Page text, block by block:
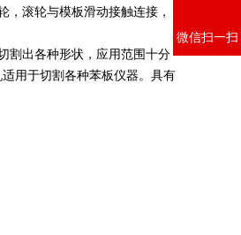
滚轮与模板滑动接触连接，
割出各种形状，应用范围十分
用于切割各种苯板仪器。具有
微信扫一扫